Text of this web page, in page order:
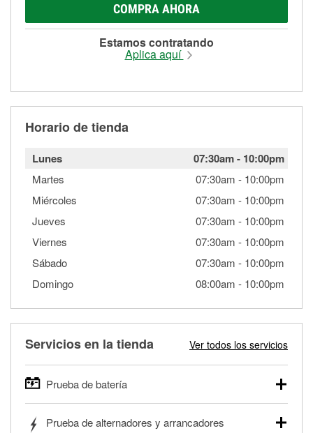
COMPRA AHORA
Estamos contratando
Aplica aquí
Horario de tienda
Lunes 07:30am- 10:00pm
Martes 07:30am - 10:00pm
Miércoles
07:30am - 10:00pm
Jueves
07:30am - 10:00pm
Viernes
07:30am - 10:00pm
Sábado
07:30am - 10:00pm
Domingo
08:00am - 10:00pm
Servicios en la tienda Ver todos los servicios
Prueba de batería
autos, camionetas, SUVs, vehículos comerciales y
Prueba de alternadores y arrancadores